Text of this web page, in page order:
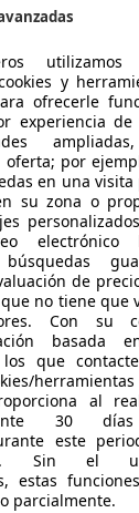
€
04/2018
utilizamos
y
ofrecerle
experiencia de
oferta; por
en una
su zona o
electrónico
de
no tiene que
Con su
que
al
30
este
Sin el
estas
parcialmente.